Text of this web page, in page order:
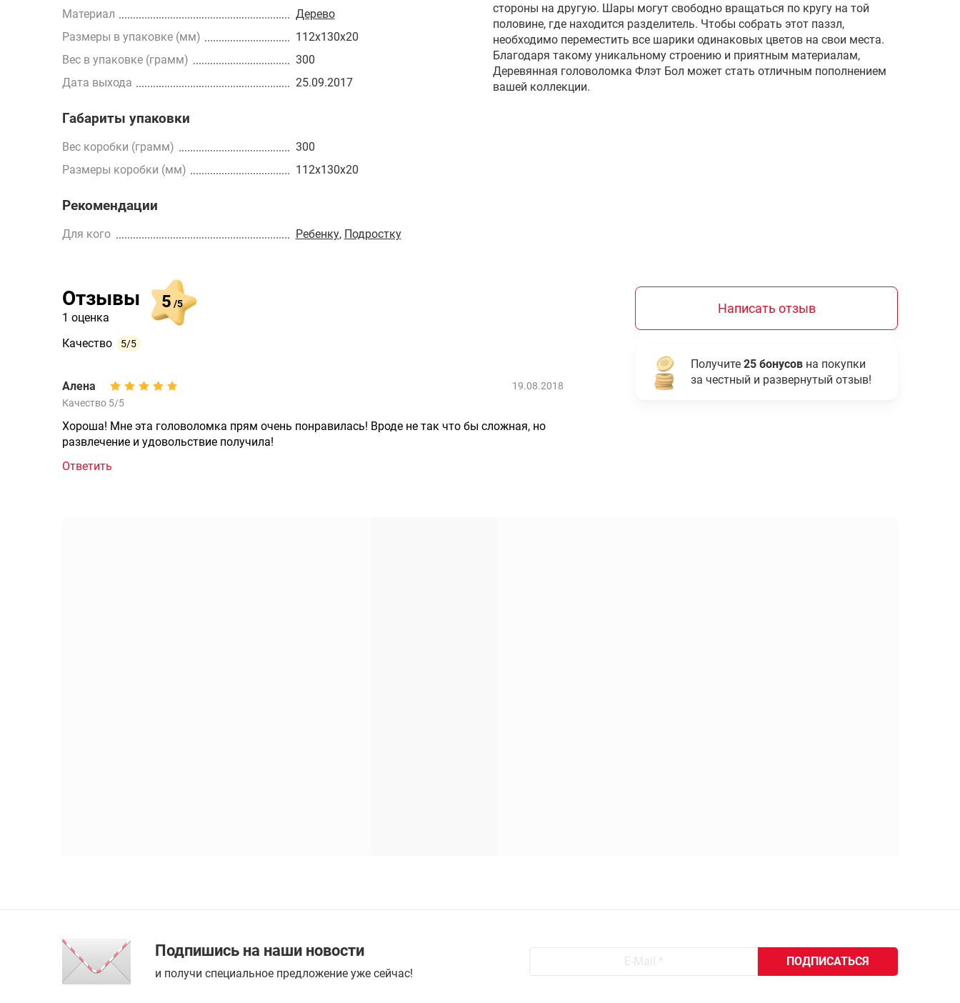
Материал
Дерево
Размеры в упаковке (мм)
112x130x20
Вес в упаковке (грамм)
300
Дата выхода
25.09.2017
Габариты упаковки
Вес коробки (грамм)
300
Размеры коробки (мм)
112x130x20
Рекомендации
Для кого Ребенку, Подростку
стороны на другую. Шары могут свободно вращаться по кругу на той
половине, где находится разделитель. Чтобы собрать этот паззл,
необходимо переместить все шарики одинаковых цветов на свои места.
Благодаря такому уникальному строению и приятным материалам,
Деревянная головоломка Флэт Бол может стать отличным пополнением
вашей коллекции.
Отзывы
1 оценка
5 /5
Качество 5/5
Алена
19.08.2018
Качество 5/5
Хороша! Мне эта головоломка прям очень понравилась! Вроде не так что бы сложная, но
развлечение и удовольствие получила!
Ответить
Написать отзыв
Получите 25 бонусов на покупки
за честный и развернутый отзыв!
Подпишись на наши новости
и получи специальное предложение уже сейчас!